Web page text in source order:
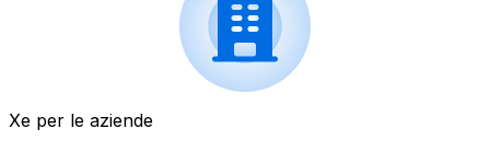
Xe per le aziende